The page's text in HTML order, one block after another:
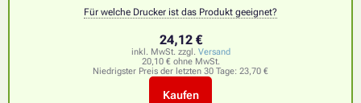
Für welche Drucker ist das Produkt geeignet?
24,12 €
inkl. MwSt. zzgl. Versand
20,10 € ohne MwSt.
Niedrigster Preis der letzten 30 Tage: 23,70 €
Kaufen